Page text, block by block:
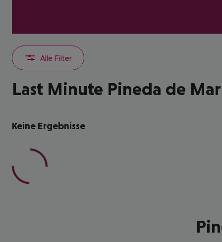
Alle Filter
Last Minute Pineda de Mar
Keine Ergebnisse